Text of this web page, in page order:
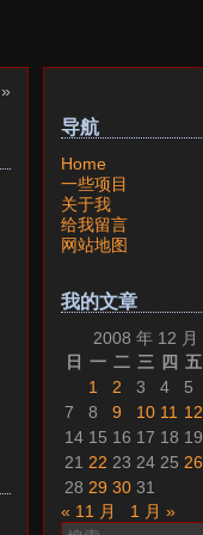
»
导航
Home
一些项目
关于我
给我留言
网站地图
我的文章
2008 年 12 月
日 一 二 三 四 五
1
2 3 4 5
7
8 9 10 11 12
14 15 16 17 18 19
21 22 23 24 25 26
28 29 30 31
« 11 月
1 月 »
搜